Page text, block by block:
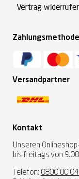
Vertrag
Versandpartner
Kontakt
Unseren
bis freitags von
Telefon: 0800 00